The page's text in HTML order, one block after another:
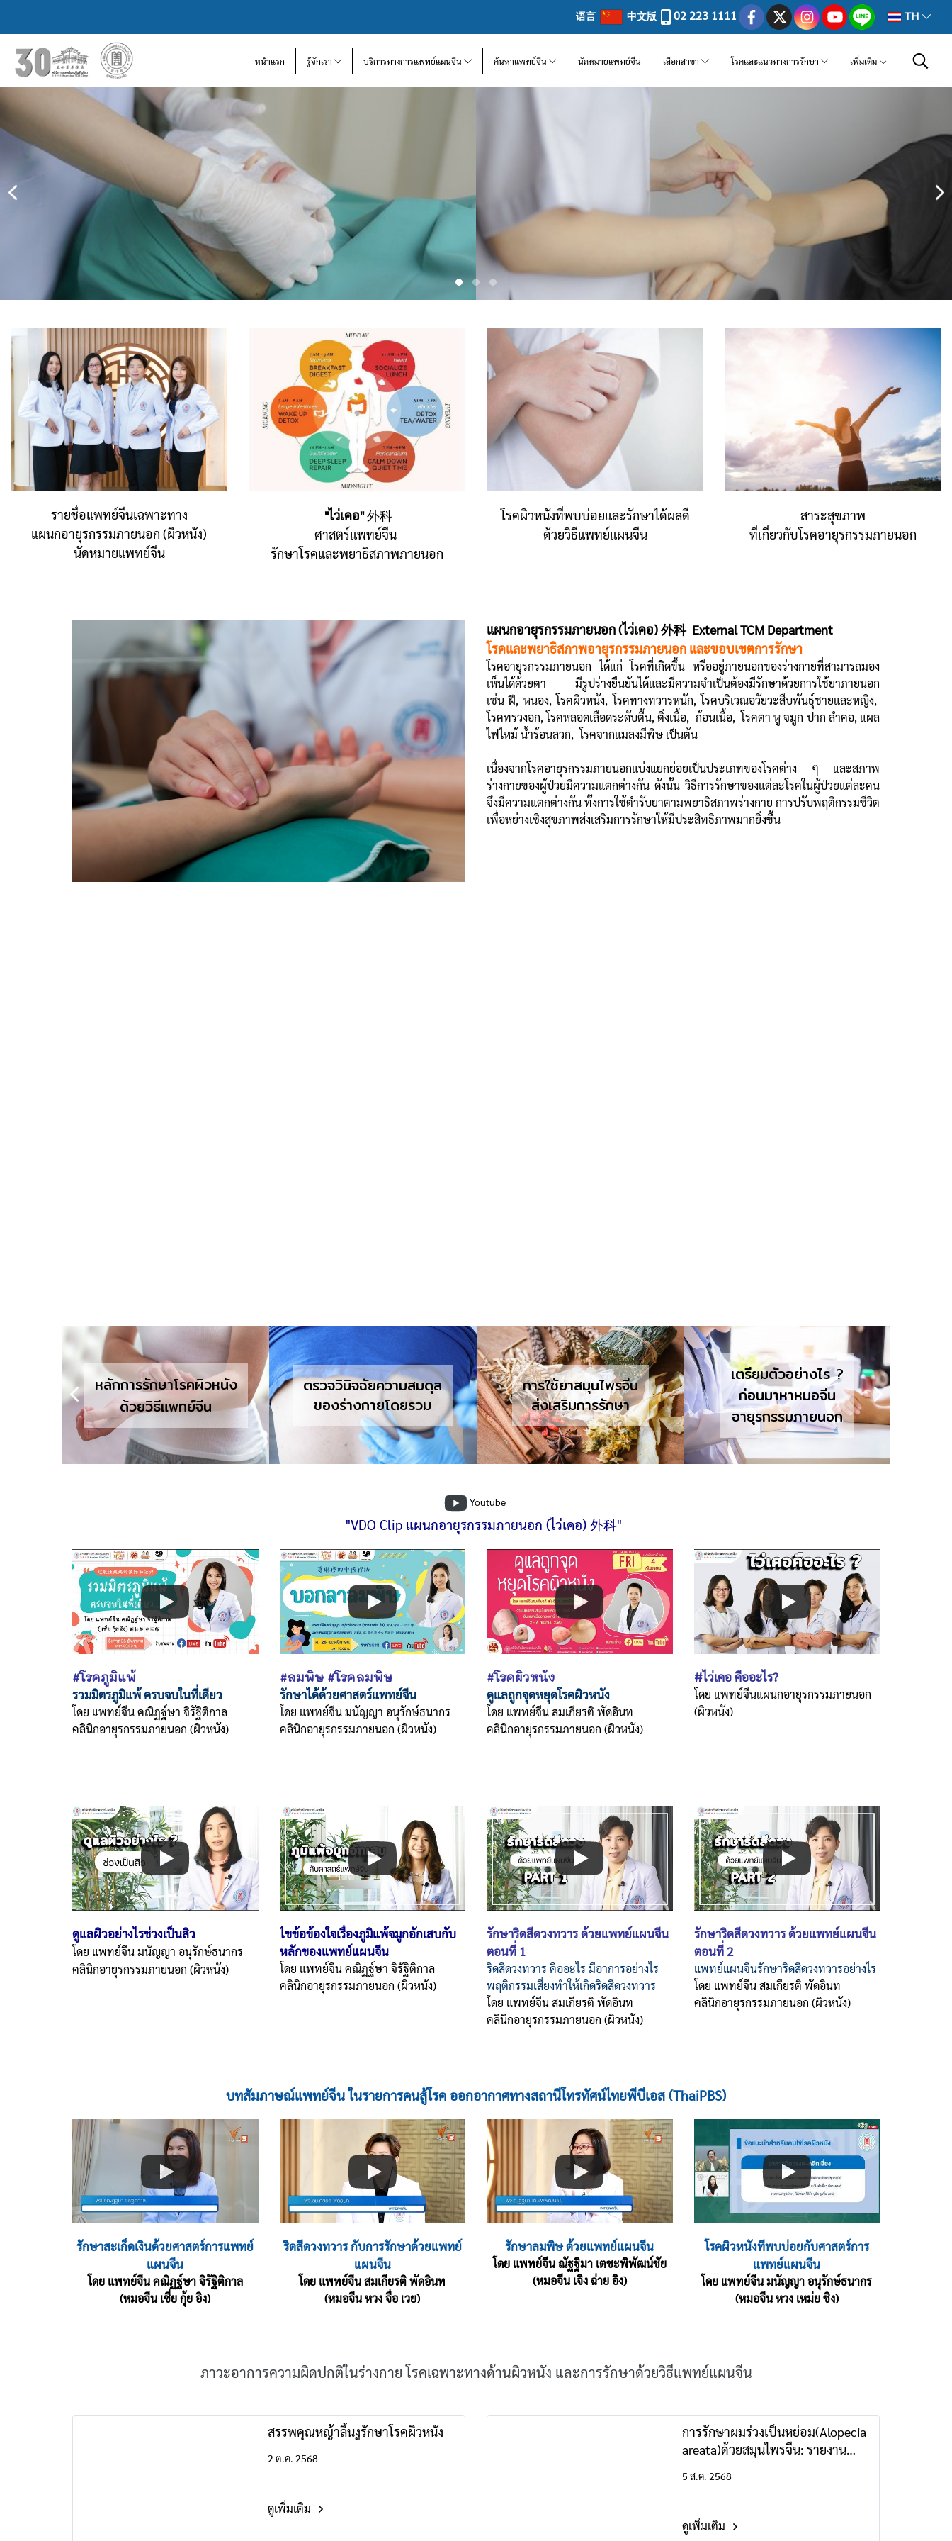
语言 中文版 02 223 1111 TH
หน้าแรก รู้จักเรา บริการทางการแพทย์แผนจีน ค้นหาแพทย์จีน นัดหมายแพทย์จีน เลือกสาขา โรคและแนวทางการรักษา เพิ่มเติม
รายชื่อแพทย์จีนเฉพาะทาง
แผนกอายุรกรรมภายนอก (ผิวหนัง)
นัดหมายแพทย์จีน
"ไว่เคอ"外科
ศาสตร์แพทย์จีน
รักษาโรคและพยาธิสภาพภายนอก
โรคผิวหนังที่พบบ่อยและรักษาได้ผลดี
ด้วยวิธีแพทย์แผนจีน
สาระสุขภาพ
ที่เกี่ยวกับโรคอายุรกรรมภายนอก
แผนกอายุรกรรมภายนอก (ไว่เคอ) 外科 External TCM Department
โรคและพยาธิสภาพอายุรกรรมภายนอก และขอบเขตการรักษา
โรคอายุรกรรมภายนอก ได้แก่ โรคที่เกิดขึ้น หรืออยู่ภายนอกของร่างกายที่สามารถมอง
เห็นได้ด้วยตา มีรูปร่างยืนยันได้และมีความจำเป็นต้องมีรักษาด้วยการใช้ยาภายนอก
เช่น ฝี, หนอง, โรคผิวหนัง, โรคทางทวารหนัก, โรคบริเวณอวัยวะสืบพันธุ์ชายและหญิง,
โรคทรวงอก, โรคหลอดเลือดระดับตื้น, ติ่งเนื้อ, ก้อนเนื้อ, โรคตา หู จมูก ปาก ลำคอ, แผล
ไฟไหม้ น้ำร้อนลวก, โรคจากแมลงมีพิษ เป็นต้น
เนื่องจากโรคอายุรกรรมภายนอกแบ่งแยกย่อยเป็นประเภทของโรคต่าง ๆ และสภาพ
ร่างกายของผู้ป่วยมีความแตกต่างกัน ดังนั้น วิธีการรักษาของแต่ละโรคในผู้ป่วยแต่ละคน
จึงมีความแตกต่างกัน ทั้งการใช้ตำรับยาตามพยาธิสภาพร่างกาย การปรับพฤติกรรมชีวิต
เพื่อหย่างเซิงสุขภาพส่งเสริมการรักษาให้มีประสิทธิภาพมากยิ่งขึ้น
ตรวจวินิจฉัยความสมดุล
ของร่างกายโดยรวม
การใช้ยาสมุนไพรจีน
ส่งเสริมการรักษา
เตรียมตัวอย่างไร ?
ก่อนมาหาหมอจีน
อายุรกรรมภายนอก
หลักการรักษาโรคผิวหนัง
ด้วยวิธีแพทย์จีน
Youtube
"VDO Clip แผนกอายุรกรรมภายนอก (ไว่เคอ) 外科"
#โรคภูมิแพ้
รวมมิตรภูมิแพ้ ครบจบในที่เดียว
โดย แพทย์จีน คณิฏฐ์ษา จิรัฐิติกาล
คลินิกอายุรกรรมภายนอก (ผิวหนัง)
#ลมพิษ #โรคลมพิษ
รักษาได้ด้วยศาสตร์แพทย์จีน
โดย แพทย์จีน มนัญญา อนุรักษ์ธนากร
คลินิกอายุรกรรมภายนอก (ผิวหนัง)
#โรคผิวหนัง
ดูแลถูกจุดหยุดโรคผิวหนัง​
โดย แพทย์จีน สมเกียรติ พัดอินท
คลินิกอายุรกรรมภายนอก (ผิวหนัง)
#ไว่เคอ คืออะไร?
โดย แพทย์จีนแผนกอายุรกรรมภายนอก
(ผิวหนัง)
ดูแลผิวอย่างไรช่วงเป็นสิว
โดย แพทย์จีนมนัญญา อนุรักษ์ธนากร
คลินิกอายุรกรรมภายนอก (ผิวหนัง)
ไขข้อข้องใจเรื่องภูมิแพ้จมูกอักเสบกับ
หลักของแพทย์แผนจีน
โดย แพทย์จีนคณิฏฐ์ษา จิรัฐิติกาล
คลินิกอายุรกรรมภายนอก (ผิวหนัง)
รักษาริดสีดวงทวารด้วยแพทย์แผนจีน
ตอนที่ 1
ริดสีดวงทวาร คืออะไร มีอาการอย่างไร
พฤติกรรมเสี่ยงทำให้เกิดริดสีดวงทวาร
โดย แพทย์จีน สมเกียรติ พัดอินท
คลินิกอายุรกรรมภายนอก (ผิวหนัง)
รักษาริดสีดวงทวาร ด้วยแพทย์แผนจีน
ตอนที่ 2
แพทย์แผนจีนรักษาริดสีดวงทวารอย่างไร
โดย แพทย์จีน สมเกียรติ พัดอินท
คลินิกอายุรกรรมภายนอก (ผิวหนัง)
บทสัมภาษณ์แพทย์จีน ในรายการคนสู้โรค ออกอากาศทางสถานีโทรทัศน์ไทยพีบีเอส (ThaiPBS)
รักษาสะเก็ดเงินด้วยศาสตร์การแพทย์
แผนจีน
โดย แพทย์จีน คณิฏฐ์ษา จิรัฐิติกาล
(หมอจีน เซี่ย กุ้ย อิง)
ริดสีดวงทวาร กับการรักษาด้วยแพทย์
แผนจีน
โดย แพทย์จีน สมเกียรติ พัดอินท
(หมอจีน หวง จื่อ เวย)
รักษาลมพิษ ด้วยแพทย์แผนจีน
โดย แพทย์จีน ณัฐฐิมา เตชะพิพัฒน์ชัย
(หมอจีน เจิง ฉ่าย อิง)
โรคผิวหนังที่พบบ่อยกับศาสตร์การ
แพทย์แผนจีน
โดย แพทย์จีน มนัญญา อนุรักษ์ธนากร
(หมอจีน หวง เหม่ย ชิง)
ภาวะอาการความผิดปกติในร่างกาย โรคเฉพาะทางด้านผิวหนัง และการรักษาด้วยวิธีแพทย์แผนจีน
สรรพคุณหญ้าลิ้นงูรักษาโรคผิวหนัง
2 ต.ค. 2568
ดูเพิ่มเติม
การรักษาผมร่วงเป็นหย่อม(Alopecia
areata)ด้วยสมุนไพรจีน: รายงาน
5 ส.ค. 2568
ดูเพิ่มเติม